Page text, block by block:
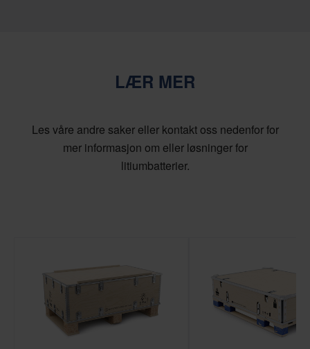
LÆR MER
Les våre andre saker eller kontakt oss nedenfor for
mer informasjon om eller løsninger for
litiumbatterier.